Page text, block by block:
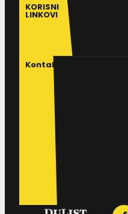
KORISNI
LINKOVI
Kontakt